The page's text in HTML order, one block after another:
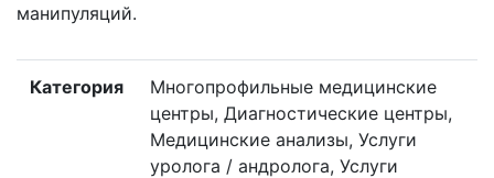
манипуляций.
Категория
Многопрофильные медицинские
центры, Диагностические центры,
Медицинские анализы, Услуги
уролога / андролога, Услуги